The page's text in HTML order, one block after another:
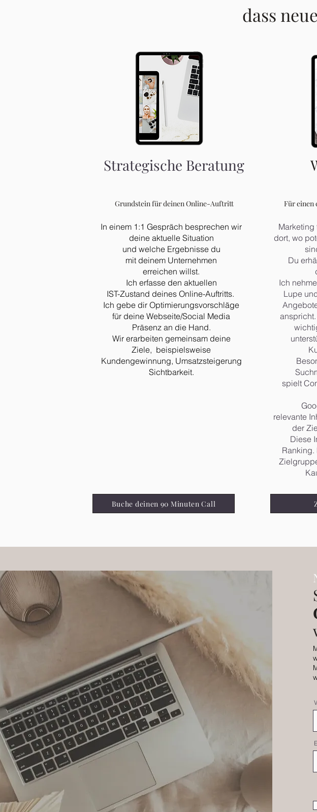
dass
Strategische Beratung
Grundstein für deinen Online-Auftritt
In einem 1:1 Gespräch besprechen wir
deine aktuelle Situation
und welche Ergebnisse du
mit deinem Unternehmen
erreichen willst.
Ich erfasse den aktuellen
IST-Zustand deines Online-Auftritts.
Ich gebe dir Optimierungsvorschläge
für deine Webseite/Social Media
Präsenz an die Hand.
Wir erarbeiten gemeinsam deine
Ziele, beispielsweise
Kundengewinnung, Umsatzsteigerung
Sichtbarkeit.
Buche deinen 90 Minuten Call
Für einen
dort, wo
Du
Ich
Lupe
spielt
relevante
der
Diese
Ranking.